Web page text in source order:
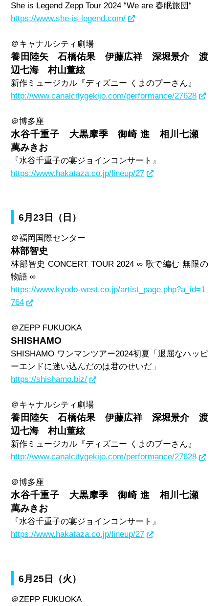
She is Legend Zepp Tour 2024 “We are春眠旅団“
https://www.she-is-legend.com/
＠キャナルシティ劇場
養田陸矢 石橋佑果 伊藤広祥 深堀景介 渡
辺七海 村山董絃
新作ミュージカル『ディズニー くまのプーさん』
http://www.canalcitygekijo.com/performance/27628
＠博多座
水谷千重子 大黒摩季 御崎 進 相川七瀬
萬みきお
『水谷千重子の宴ジョインコンサート』
https://www.hakataza.co.jp/lineup/27
6月23日（日）
＠福岡国際センター
林部智史
林部智史 CONCERT TOUR 2024 ∞ 歌で編む 無限の
物語 ∞
https://www.kyodo-west.co.jp/artist_page.php?a_id=1
764
＠ZEPP FUKUOKA
SHISHAMO
SHISHAMO ワンマンツアー2024初夏「退屈なハッピ
ーエンドに迷い込んだのは君のせいだ」
https://shishamo.biz/
＠キャナルシティ劇場
養田陸矢 石橋佑果 伊藤広祥 深堀景介 渡
辺七海 村山董絃
新作ミュージカル『ディズニー くまのプーさん』
http://www.canalcitygekijo.com/performance/27628
＠博多座
水谷千重子 大黒摩季 御崎 進 相川七瀬
萬みきお
『水谷千重子の宴ジョインコンサート』
https://www.hakataza.co.jp/lineup/27
6月25日（火）
＠ZEPP FUKUOKA